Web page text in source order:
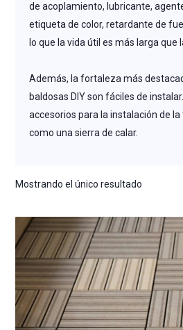
de acoplamiento, lubricante,
etiqueta de color, retardante de
lo que la vida útil es más larga que
Además, la fortaleza más
baldosas DIY son fáciles de
accesorios para la instalación de
como una sierra de calar.
Mostrando el único resultado